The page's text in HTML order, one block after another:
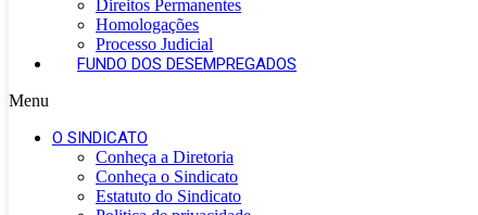
Direitos Permanentes
Homologações
Processo Judicial
FUNDO DOS DESEMPREGADOS
Menu
O SINDICATO
Conheça a Diretoria
Conheça o Sindicato
Estatuto do Sindicato